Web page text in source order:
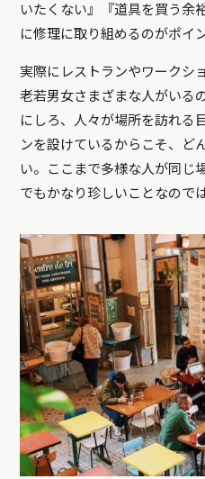
いたくない』『道具を買う余
に修理に取り組めるのがポイ
実際にレストランやワークシ
老若男女さまざまな人がいる
にしろ、人々が場所を訪れる
ンを設けているからこそ、ど
い。ここまで多様な人が同じ
でもかなり珍しいことなので